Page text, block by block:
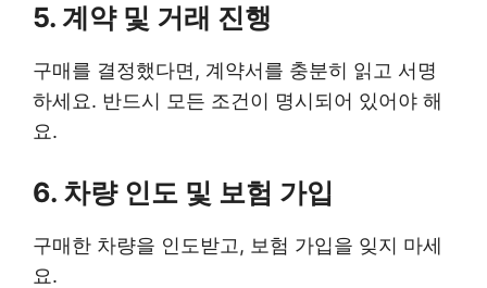
5. 계약 및 거래 진행
구매를 결정했다면, 계약서를 충분히 읽고 서명
하세요. 반드시 모든 조건이 명시되어 있어야 해
요.
6. 차량 인도 및 보험 가입
구매한 차량을 인도받고, 보험 가입을 잊지 마세
요.